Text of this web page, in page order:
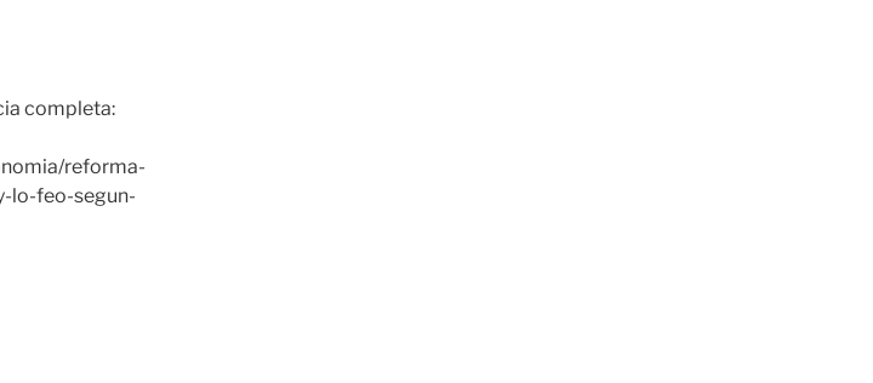
completa:
reforma-
lo-feo-segun-